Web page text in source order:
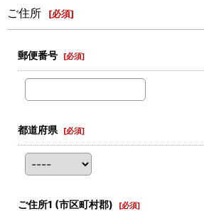
ご住所 [必須]
郵便番号 [必須]
都道府県 [必須]
ご住所1 (市区町村郡) [必須]